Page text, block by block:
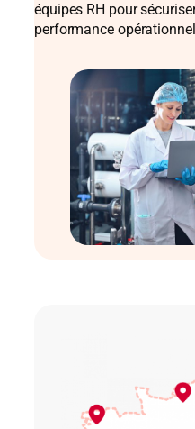
équipes RH pour
performance